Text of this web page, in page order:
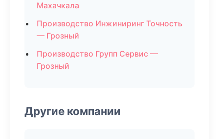
Махачкала
Производство Инжиниринг Точность
— Грозный
Производство Групп Сервис —
Грозный
Другие компании